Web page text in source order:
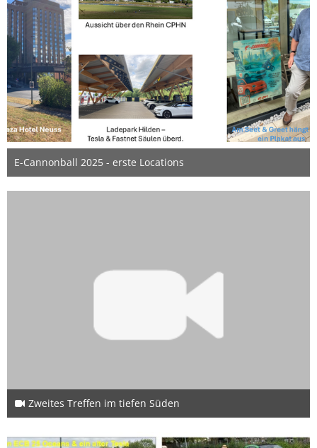
E-Cannonball 2025 - erste Locations
1. September 2025
Zweites Treffen im tiefen Süden
28. Juli 2025